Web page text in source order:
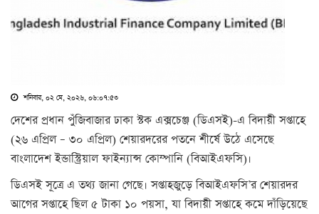
শনিবার, ০২ মে, ২০২৬, ০৬:০৭:৫৩
দেশের প্রধান পুঁজিবাজার ঢাকা স্টক এক্সচেঞ্জ (ডিএসই)-এ বিদায়ী সপ্তাহে
(২৬ এপ্রিল – ৩০ এপ্রিল) শেয়ারদরের পতনে শীর্ষে উঠে এসেছে
বাংলাদেশ ইন্ডাস্ট্রিয়াল ফাইন্যান্স কোম্পানি (বিআইএফসি)।
ডিএসই সূত্রে এ তথ্য জানা গেছে। সপ্তাহজুড়ে বিআইএফসি’র শেয়ারদর
আগের সপ্তাহে ছিল ৫ টাকা ১০ পয়সা, যা বিদায়ী সপ্তাহে কমে দাঁড়িয়েছে